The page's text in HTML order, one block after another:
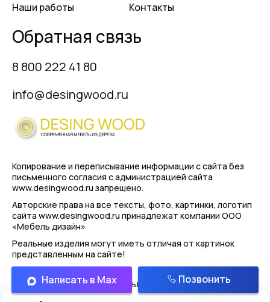
Наши работы
Контакты
Обратная связь
8 800 222 41 80
info@desingwood.ru
Копирование и переписывание информации с сайта без
письменного согласия с администрацией сайта
www.desingwood.ru запрещено.
Авторские права на все тексты, фото, картинки, логотип
сайта www.desingwood.ru принадлежат компании ООО
«Мебель дизайн»
Реальные изделия могут иметь отличая от картинок
представленным на сайте!
Политика конфиденциальности
Написать в Max Позвонить